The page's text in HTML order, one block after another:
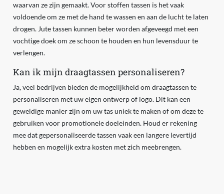
waarvan ze zijn gemaakt. Voor stoffen tassen is het vaak
voldoende om ze met de hand te wassen en aan de lucht te laten
drogen. Jute tassen kunnen beter worden afgeveegd met een
vochtige doek om ze schoon te houden en hun levensduur te
verlengen.
Kan ik mijn draagtassen personaliseren?
Ja, veel bedrijven bieden de mogelijkheid om draagtassen te
personaliseren met uw eigen ontwerp of logo. Dit kan een
geweldige manier zijn om uw tas uniek te maken of om deze te
gebruiken voor promotionele doeleinden. Houd er rekening
mee dat gepersonaliseerde tassen vaak een langere levertijd
hebben en mogelijk extra kosten met zich meebrengen.